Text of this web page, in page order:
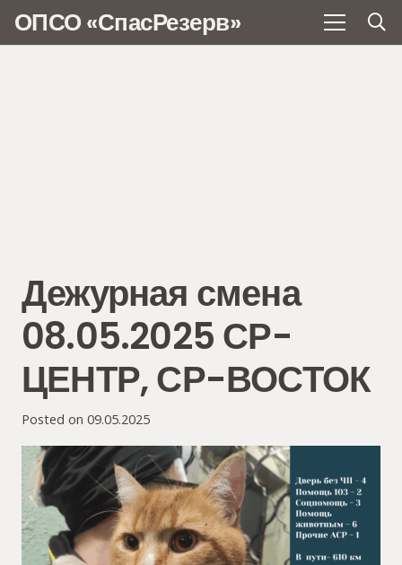
ОПСО «СпасРезерв»
Дежурная смена
08.05.2025 СР-
ЦЕНТР, СР-ВОСТОК
Posted on 09.05.2025